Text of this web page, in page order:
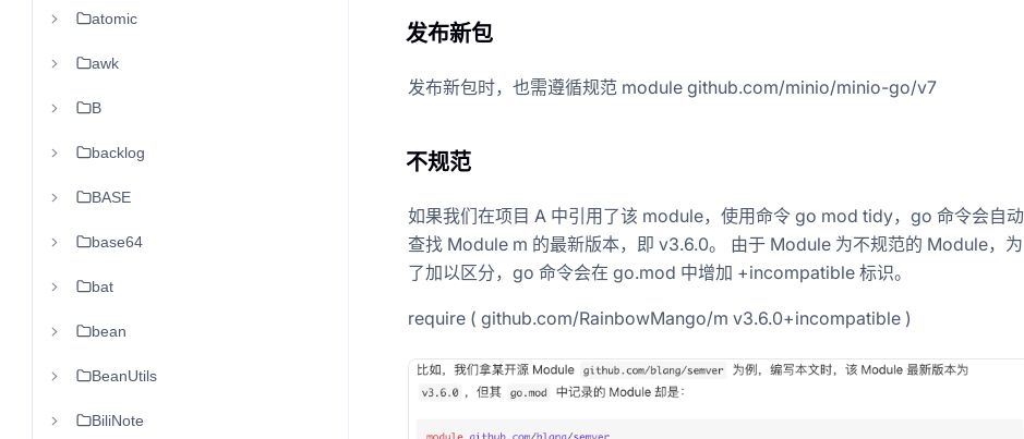
atomic
awk
B
backlog
BASE
base64
bat
bean
BeanUtils
BiliNote
发布新包
发布新包时，也需遵循规范 module github.com/minio/minio-go/v7
不规范
如果我们在项目 A 中引用了该 module，使用命令 go mod tidy，go 命令会自动
查找 Module m 的最新版本，即 v3.6.0。 由于 Module 为不规范的 Module，为
了加以区分，go 命令会在 go.mod 中增加 +incompatible 标识。
require ( github.com/RainbowMango/m v3.6.0+incompatible )